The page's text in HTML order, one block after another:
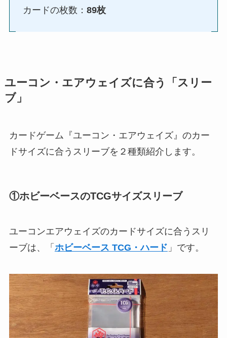
カードの枚数： 89枚
ユーコン・エアウェイズに合う「スリー
ブ」
カードゲーム『ユーコン・エアウェイズ』のカー
ドサイズに合うスリーブを２種類紹介します。
①ホビーベースのTCGサイズスリーブ
ユーコンエアウェイズのカードサイズに合うスリ
ーブは、「 ホビーベース TCG・ハード 」です。